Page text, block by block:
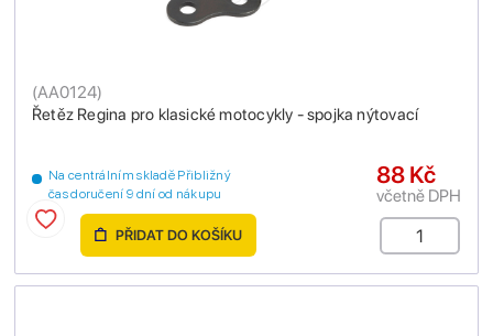
Řetěz Regina pro klasické motocykly - spojka nýtovací
(AA0124)
Na centrálním skladě Přibližný
čas doručení 9 dní od nákupu
88 Kč
včetně DPH
PŘIDAT DO KOŠÍKU